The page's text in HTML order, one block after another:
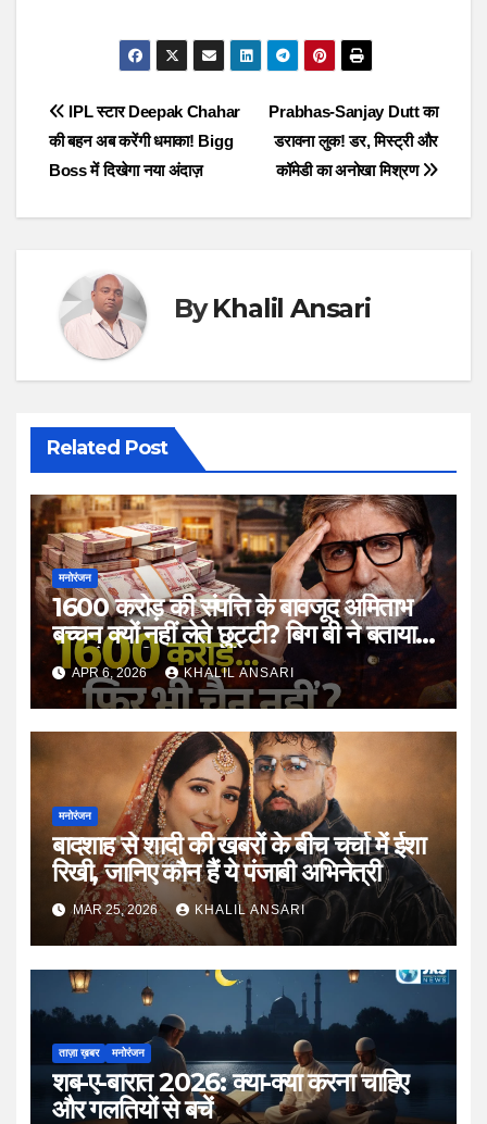
Post
navigation
Prabhas-Sanjay Dutt का
डरावना लुक! डर, मिस्ट्री और
कॉमेडी का अनोखा मिश्रण
IPL स्टार Deepak Chahar
की बहन अब करेंगी धमाका! Bigg
Boss में दिखेगा नया अंदाज़
ByKhalil Ansari
Related Post
मनोरंजन
1600 करोड़ की संपत्ति के बावजूद अमिताभ
बच्चन क्यों नहीं लेते छुट्टी? बिग बी ने बताया
काम के प्रति अपनी सोच का राज
APR 6, 2026 KHALIL ANSARI
मनोरंजन
बादशाह से शादी की खबरों के बीच चर्चा में ईशा
रिखी, जानिए कौन हैं ये पंजाबी अभिनेत्री
MAR 25, 2026 KHALIL ANSARI
ताज़ा ख़बर मनोरंजन
शब-ए-बारात 2026: क्या-क्या करना चाहिए
और गलतियों से बचें